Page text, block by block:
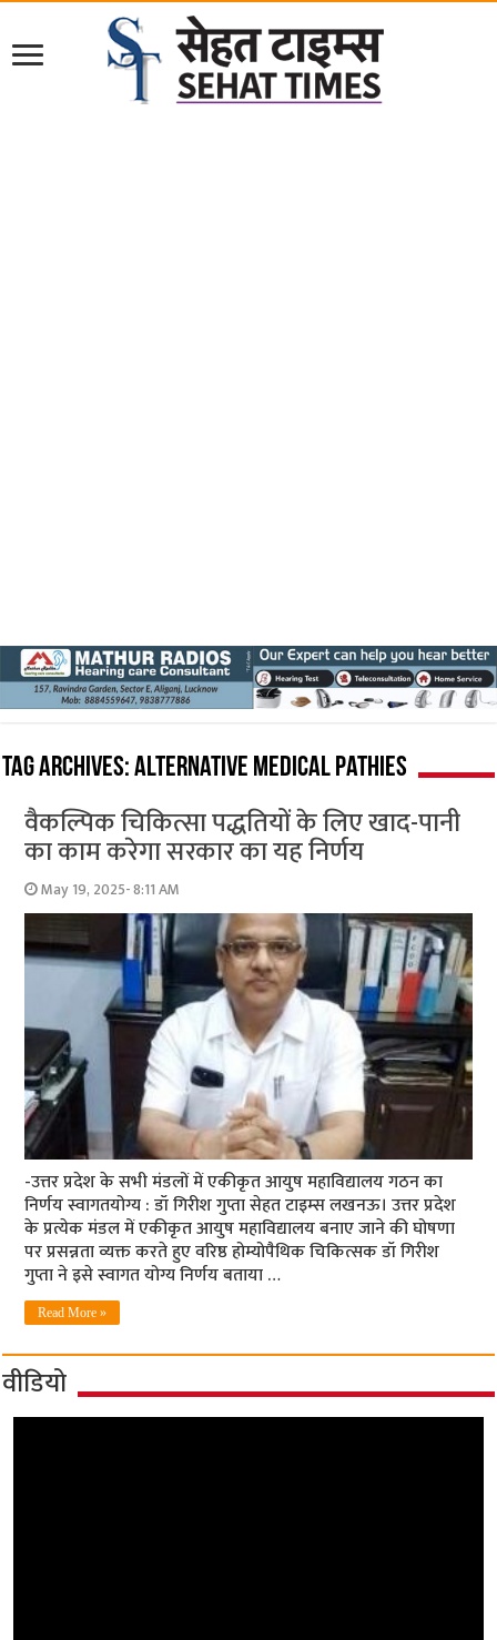
Tag Archives:alternative medical pathies
वैकल्पिक चिकित्सा पद्धतियों के लिए खाद-पानी
का काम करेगा सरकार का यह निर्णय
May 19, 2025- 8:11 AM
-उत्तर प्रदेश के सभी मंडलों में एकीकृत आयुष महाविद्यालय गठन का
निर्णय स्वागतयोग्य : डॉ गिरीश गुप्ता सेहत टाइम्स लखनऊ। उत्तर प्रदेश
के प्रत्येक मंडल में एकीकृत आयुष महाविद्यालय बनाए जाने की घोषणा
पर प्रसन्नता व्यक्त करते हुए वरिष्ठ होम्योपैथिक चिकित्सक डॉ गिरीश
गुप्ता ने इसे स्वागत योग्य निर्णय बताया …
Read More »
वीडियो